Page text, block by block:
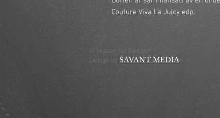
Couture Viva La Juicy edp.
© Mastercut Sweden
Design by SAVANT MEDIA